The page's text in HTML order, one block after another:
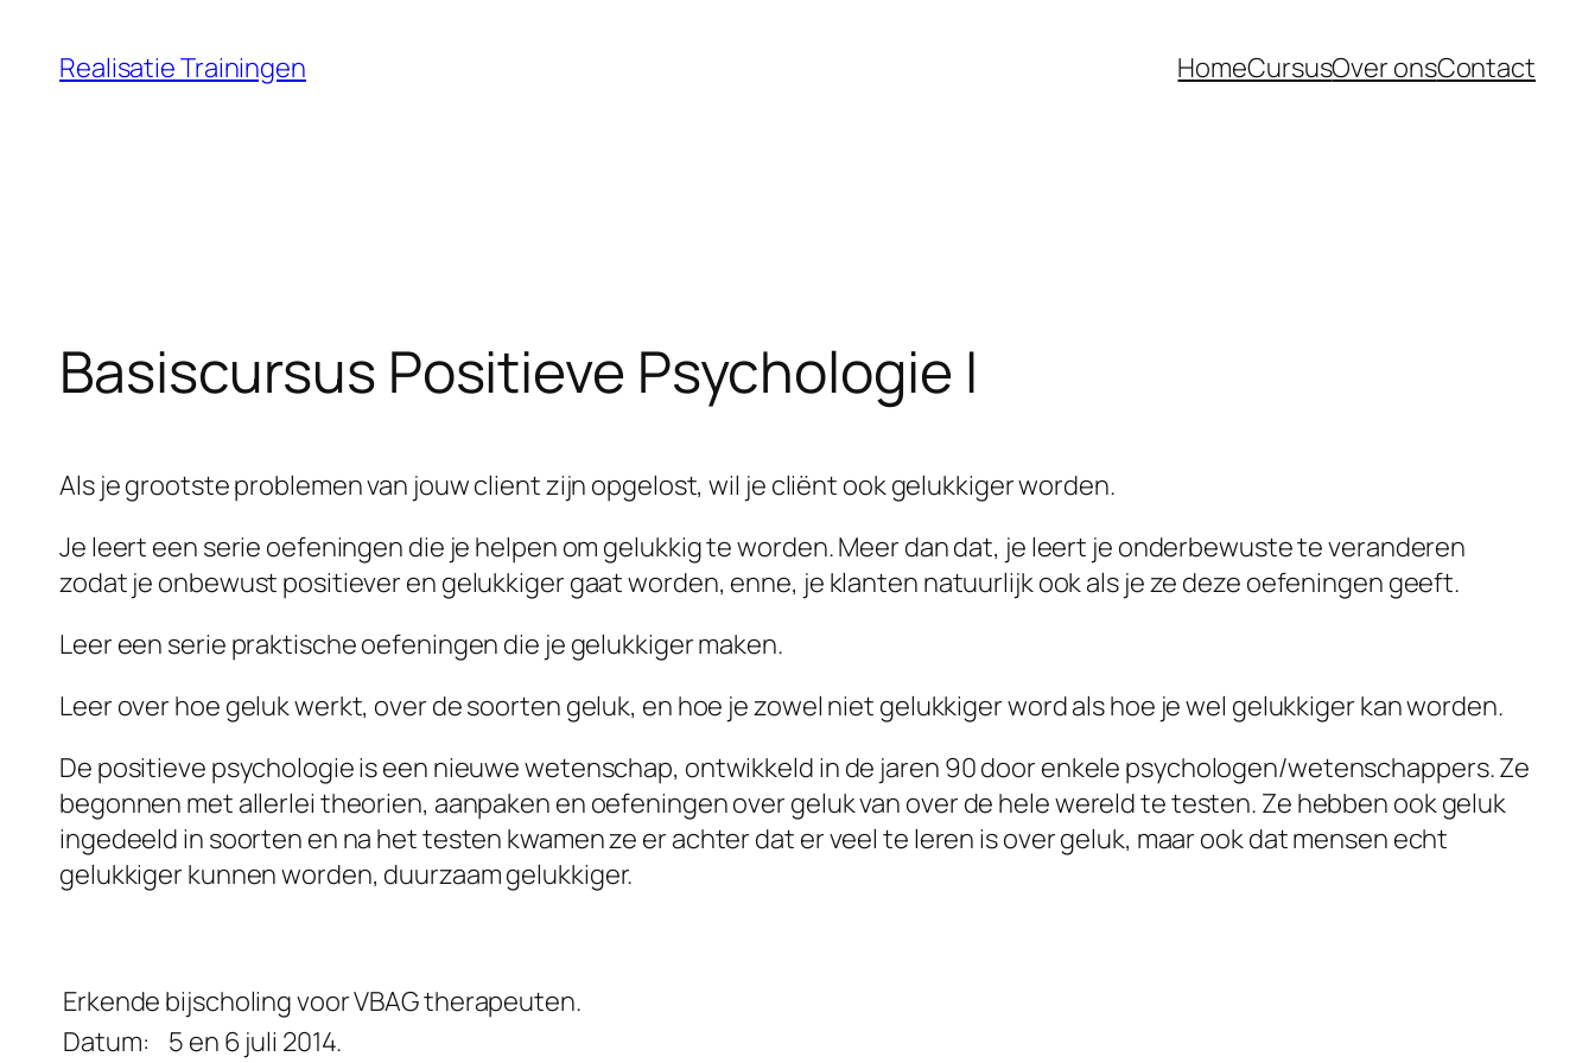
Realisatie Trainingen HomeCursusOver onsContact
Basiscursus Positieve Psychologie I
Als je grootste problemen van jouw client zijn opgelost, wil je cliënt ook gelukkiger worden.
Je leert een serie oefeningen die je helpen om gelukkig te worden. Meer dan dat, je leert je onderbewuste te veranderen
zodat je onbewust positiever en gelukkiger gaat worden, enne, je klanten natuurlijk ook als je ze deze oefeningen geeft.
Leer een serie praktische oefeningen die je gelukkiger maken.
Leer over hoe geluk werkt, over de soorten geluk, en hoe je zowel niet gelukkiger word als hoe je wel gelukkiger kan worden.
De positieve psychologie is een nieuwe wetenschap, ontwikkeld in de jaren 90 door enkele psychologen/wetenschappers. Ze
begonnen met allerlei theorien, aanpaken en oefeningen over geluk van over de hele wereld te testen. Ze hebben ook geluk
ingedeeld in soorten en na het testen kwamen ze er achter dat er veel te leren is over geluk, maar ook dat mensen echt
gelukkiger kunnen worden, duurzaam gelukkiger.
Erkende bijscholing voor VBAG therapeuten.
Datum:
5 en 6 juli 2014.